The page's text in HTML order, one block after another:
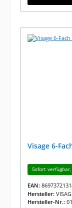
Visage 6-
Sofort
EAN:
Hersteller:
Hersteller-Nr.: